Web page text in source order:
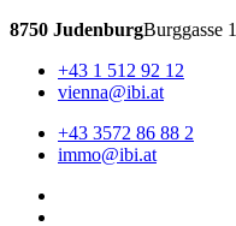
8750 JudenburgBurggasse
+43 1 512 92 12
vienna@ibi.at
+43 3572 86 88 2
immo@ibi.at